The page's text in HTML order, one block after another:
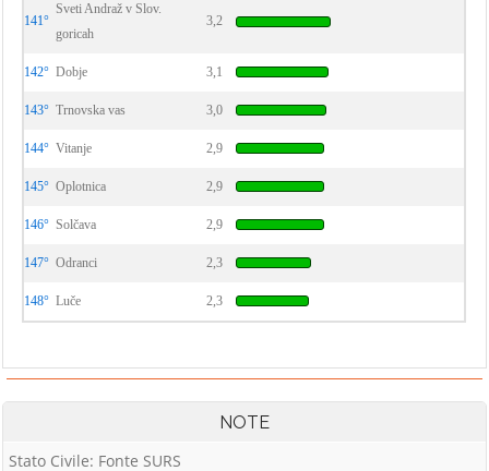
141°
Sveti Andraž v Slov.
goricah
3,2
142° Dobje 3,1
143° Trnovska vas 3,0
144° Vitanje 2,9
145° Oplotnica 2,9
146° Solčava 2,9
147° Odranci 2,3
148° Luče 2,3
NOTE
Stato Civile: Fonte SURS